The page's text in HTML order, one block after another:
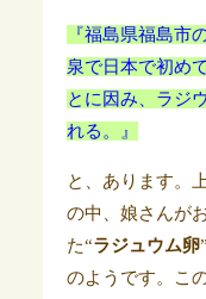
『福島県福島市
泉で日本で初め
とに因み、ラジ
れる。』
と、あります。
の中、娘さんが
た“ラジュウム卵
のようです。こ